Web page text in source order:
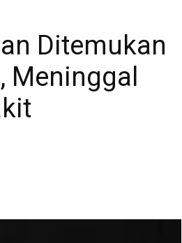
Ditemukan
Meninggal